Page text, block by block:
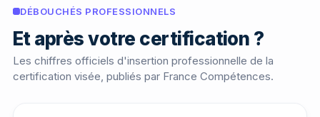
DÉBOUCHÉS PROFESSIONNELS
Et après votre certification ?
Les chiffres officiels d'insertion professionnelle de la
certification visée, publiés par France Compétences.